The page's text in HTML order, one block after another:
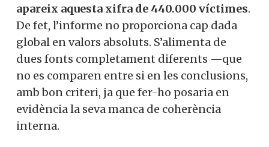
apareix aquesta xifra de 440.000 víctimes.
De fet, l’informe no proporciona cap dada
global en valors absoluts. S’alimenta de
dues fonts completament diferents —que
no es comparen entre si en les conclusions,
amb bon criteri, ja que fer-ho posaria en
evidència la seva manca de coherència
interna.